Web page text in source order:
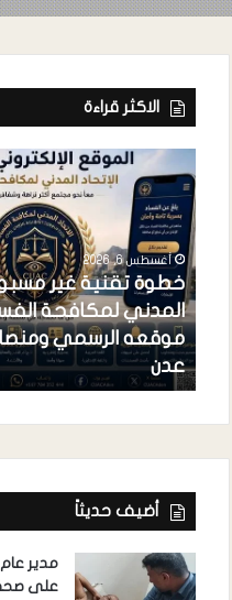
الاكثر قراءة
أغسطس 6, 2026
خطوة تقنية غير
موقعه الرسمي
عدن
أضيف حديثاً
مدير
على